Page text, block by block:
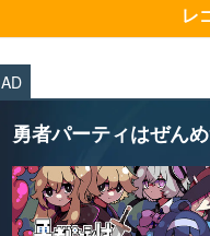
レ
AD
勇者パーティはぜんめ